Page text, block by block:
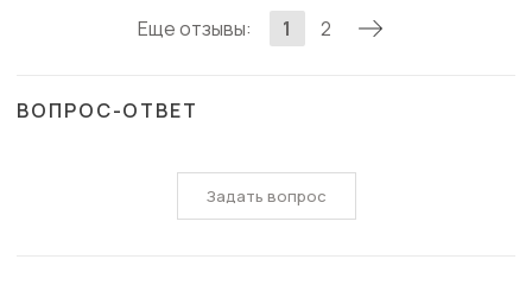
1 2
Еще отзывы:
ВОПРОС-ОТВЕТ
Задать вопрос